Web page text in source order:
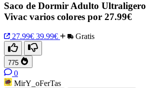
Saco de Dormir Adulto
Vivac varios colores por 27.99€
27.99€ 39.99€ Gratis
775
0
MirY_oFerTas